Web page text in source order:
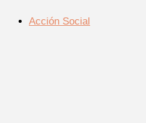
Acción Social